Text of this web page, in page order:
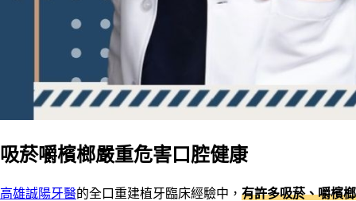
吸菸嚼檳榔嚴重危害口腔健康
高雄誠陽牙醫的全口重建植牙臨床經驗中， 有許多吸菸、嚼檳榔